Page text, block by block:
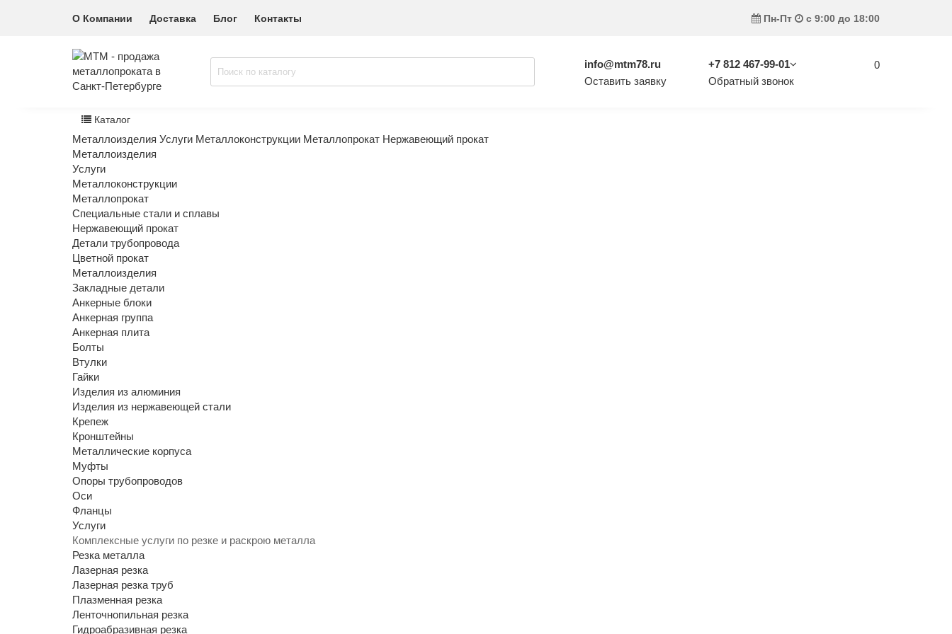
О Компании Доставка Блог Контакты Пн-Пт с 9:00 до 18:00
info@mtm78.ru
Оставить заявку
+7 812 467-99-01
Обратный звонок
0
Каталог
Металлоизделия Услуги Металлоконструкции Металлопрокат Нержавеющий прокат
Металлоизделия
Услуги
Металлоконструкции
Металлопрокат
Специальные стали и сплавы
Нержавеющий прокат
Детали трубопровода
Цветной прокат
Металлоизделия
Закладные детали
Анкерные блоки
Анкерная группа
Анкерная плита
Болты
Втулки
Гайки
Изделия из алюминия
Изделия из нержавеющей стали
Крепеж
Кронштейны
Металлические корпуса
Муфты
Опоры трубопроводов
Оси
Фланцы
Услуги
Комплексные услуги по резке и раскрою металла
Резка металла
Лазерная резка
Лазерная резка труб
Плазменная резка
Ленточнопильная резка
Гидроабразивная резка